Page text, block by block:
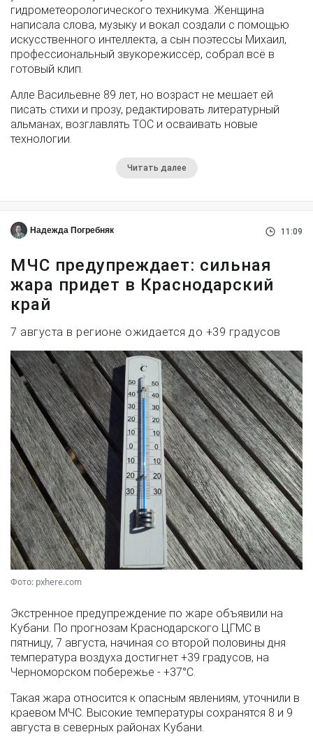
гидрометеорологического техникума. Женщина
написала слова, музыку и вокал создали с помощью
искусственного интеллекта, а сын поэтессы Михаил,
профессиональный звукорежиссёр, собрал всё в
готовый клип.
Алле Васильевне 89 лет, но возраст не мешает ей
писать стихи и прозу, редактировать литературный
альманах, возглавлять ТОС и осваивать новые
технологии.
Читать далее
Надежда Погребняк 11:09
МЧС предупреждает: сильная
жара придет в Краснодарский
край
7 августа в регионе ожидается до +39 градусов
Фото: pxhere.com
Экстренное предупреждение по жаре объявили на
Кубани. По прогнозам Краснодарского ЦГМС в
пятницу, 7 августа, начиная со второй половины дня
температура воздуха достигнет +39 градусов, на
Черноморском побережье - +37°­С.
Такая жара относится к опасным явлениям, уточнили в
краевом МЧС. Высокие температуры сохранятся 8 и 9
августа в северных районах Кубани.